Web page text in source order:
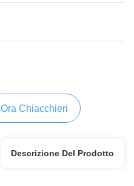
Ora Chiacchieri
Descrizione Del Prodotto